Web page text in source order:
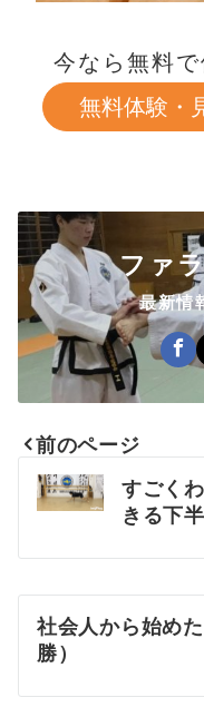
今なら無料
無料体験・
ファ
最新情
投
稿
ナ
ビ
ゲ
前のページ
すごく
きる下
社会人から始め
勝）